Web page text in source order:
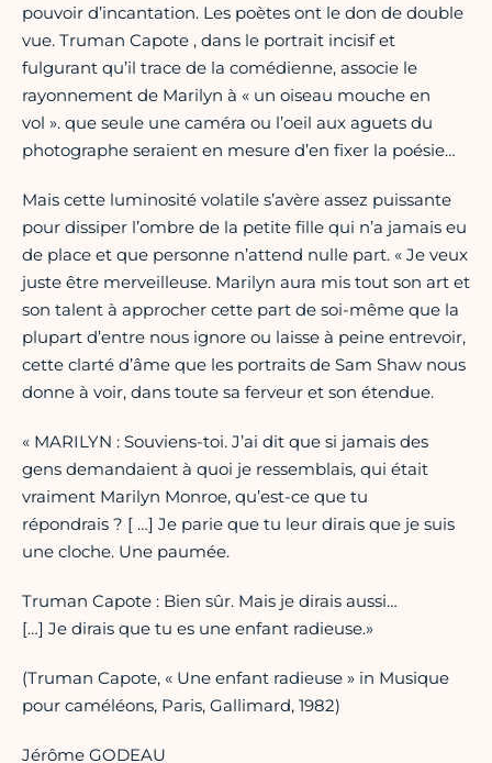
pouvoir d’incantation. Les poètes ont le don de double
vue. Truman Capote , dans le portrait incisif et
fulgurant qu’il trace de la comédienne, associe le
rayonnement de Marilyn à « un oiseau mouche en
vol ». que seule une caméra ou l’oeil aux aguets du
photographe seraient en mesure d’en fixer la poésie…
Mais cette luminosité volatile s’avère assez puissante
pour dissiper l’ombre de la petite fille qui n’a jamais eu
de place et que personne n’attend nulle part. « Je veux
juste être merveilleuse. Marilyn aura mis tout son art et
son talent à approcher cette part de soi-même que la
plupart d’entre nous ignore ou laisse à peine entrevoir,
cette clarté d’âme que les portraits de Sam Shaw nous
donne à voir, dans toute sa ferveur et son étendue.
« MARILYN : Souviens-toi. J’ai dit que si jamais des
gens demandaient à quoi je ressemblais, qui était
vraiment Marilyn Monroe, qu’est-ce que tu
répondrais ? [ …] Je parie que tu leur dirais que je suis
une cloche. Une paumée.
Truman Capote : Bien sûr. Mais je dirais aussi…
[…] Je dirais que tu es une enfant radieuse.»
(Truman Capote, « Une enfant radieuse » in Musique
pour caméléons, Paris, Gallimard, 1982)
Jérôme GODEAU